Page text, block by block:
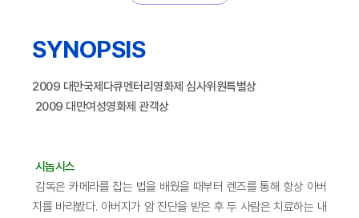
SYNOPSIS
2009 대만국제다큐멘터리영화제 심사위원특별상
2009 대만여성영화제 관객상
시놉시스
감독은 카메라를 잡는 법을 배웠을 때부터 렌즈를 통해 항상 아버
지를 바라봤다. 아버지가 암 진단을 받은 후 두 사람은 치료하는 내